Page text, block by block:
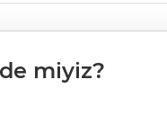
miyiz?